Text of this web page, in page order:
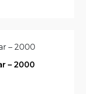
– 2000